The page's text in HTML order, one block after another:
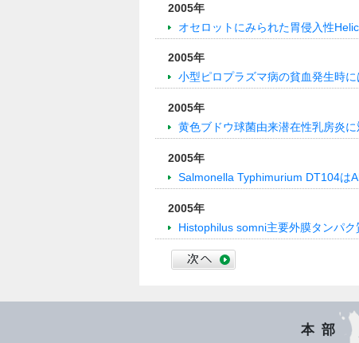
2005年
オセロットにみられた胃侵入性
2005年
小型ピロプラズマ病の貧血発生時
2005年
黄色ブドウ球菌由来潜在性乳房炎
2005年
Salmonella Typhimurium DT104は
2005年
Histophilus somni主要外膜タンパ
本部